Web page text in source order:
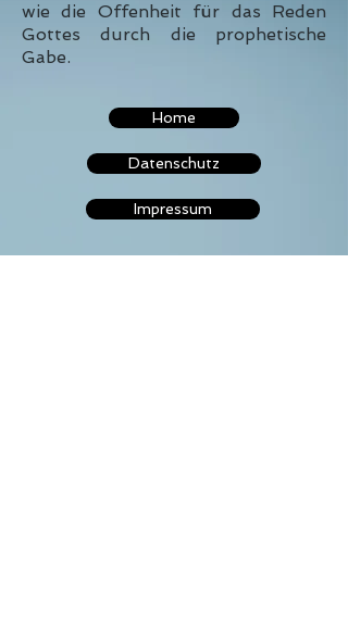
wie die Offenheit für das Reden
Gottes durch die prophetische
Gabe.
Home
Datenschutz
Impressum